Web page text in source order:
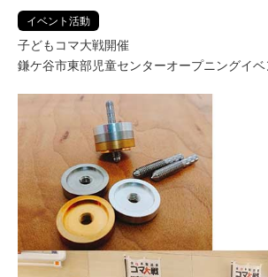
イベント活動
子どもコマ大戦開催
鎌ケ谷市東部児童センターオープニングイベ